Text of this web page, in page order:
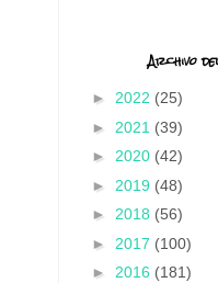
Archivo
► 2022 (25)
► 2021 (39)
► 2020 (42)
► 2019 (48)
► 2018 (56)
► 2017 (100)
► 2016 (181)